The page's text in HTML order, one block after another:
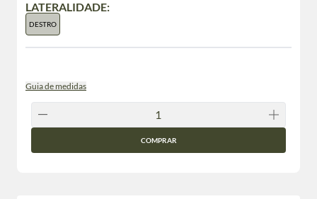
LATERALIDADE:
DESTRO
Guia de medidas
COMPRAR